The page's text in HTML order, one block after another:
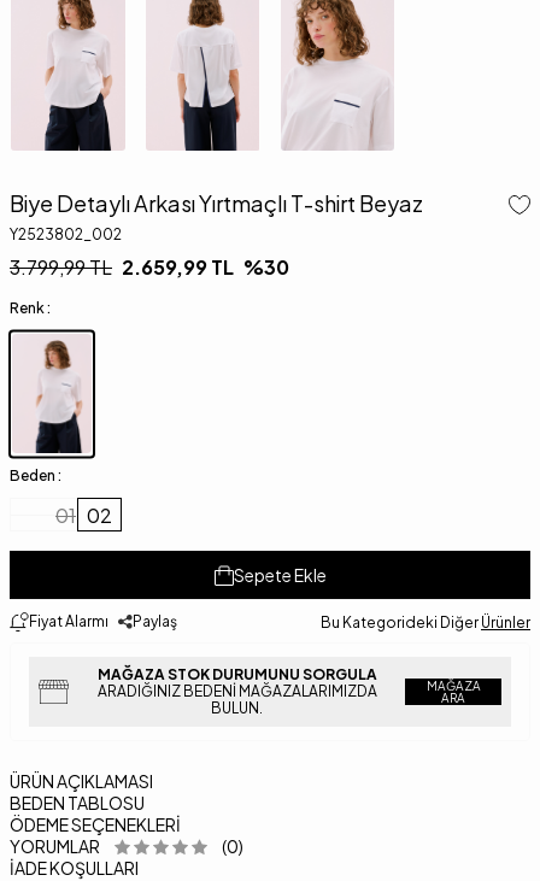
Biye Detaylı Arkası Yırtmaçlı T-shirt Beyaz
Y2523802_002
3.799,99TL 2.659,99TL %30
Renk :
Beden :
01 02
Sepete Ekle
Fiyat Alarmı Paylaş Bu Kategorideki Diğer Ürünler
MAĞAZA STOK DURUMUNU SORGULA
ARADIĞINIZ BEDENI MAĞAZALARIMIZDA
BULUN.
MAĞAZA
ARA
ÜRÜN AÇIKLAMASI
BEDEN TABLOSU
ÖDEME SEÇENEKLERI
YORUMLAR
(0)
İADE KOŞULLARI